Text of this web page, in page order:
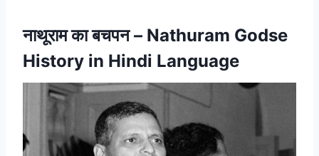
नाथूराम का बचपन – Nathuram Godse
History in Hindi Language